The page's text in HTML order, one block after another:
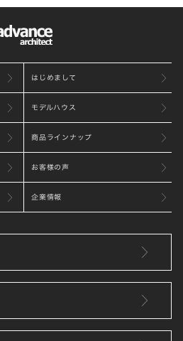
はじめまして
モデルハウス
商品ラインナップ
お客様の声
企業情報